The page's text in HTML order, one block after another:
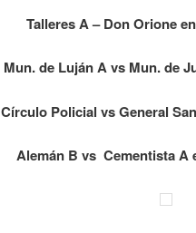
Talleres A – Don Orione
Mun. de Luján A vs Mun. de
Círculo Policial vs General
Alemán B vs Cementista A